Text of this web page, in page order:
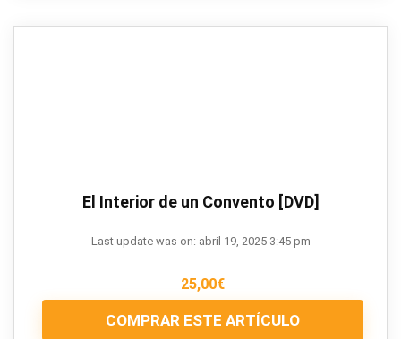
El Interior de un Convento [DVD]
Last update was on: abril 19, 2025 3:45 pm
25,00€
COMPRAR ESTE ARTÍCULO